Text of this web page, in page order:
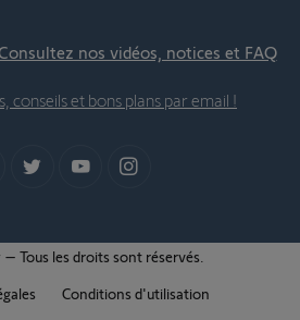
nos vidéos, notices et FAQ
conseils et bons plans par email !
Tous les droits sont réservés.
Conditions d'utilisation